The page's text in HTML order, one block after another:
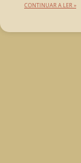
CONTINUAR A LER »